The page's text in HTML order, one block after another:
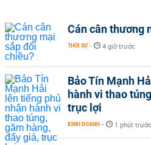
Cán cân thương
THỜI SỰ - 4 giờ trước
Bảo Tín Mạnh
hành vi thao
trục lợi
KINH DOANH - 1 phút trước